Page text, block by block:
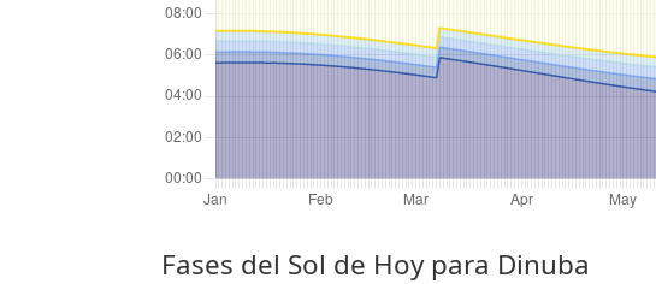
Fases del Sol de Hoy para Dinuba